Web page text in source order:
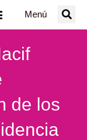
Menú
de los